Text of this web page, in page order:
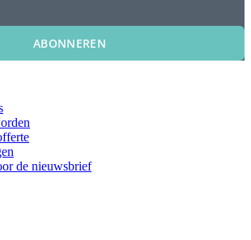
ABONNEREN
de nieuwsbrief